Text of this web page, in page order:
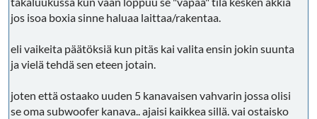
jos isoa boxia sinne haluaa laittaa/rakentaa.
eli vaikeita päätöksiä kun pitäs kai valita ensin jokin suunta
ja vielä tehdä sen eteen jotain.
joten että ostaako uuden 5 kanavaisen vahvarin jossa olisi
se oma subwoofer kanava.. ajaisi kaikkea sillä. vai ostaisko